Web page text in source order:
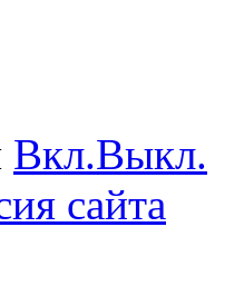
Вкл.Выкл.
сайта